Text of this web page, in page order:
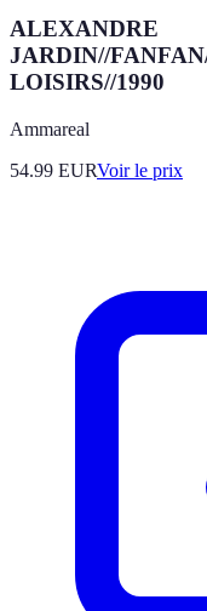
ALEXANDRE
JARDIN//
LOISIRS//1990
Ammareal
54.99 EURVoir le prix